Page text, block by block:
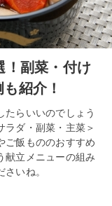
！副菜・付け
紹介！
たらいいのでしょう
ラダ・副菜・主菜＞
ご飯もののおすすめ
献立メニューの組み
いね。